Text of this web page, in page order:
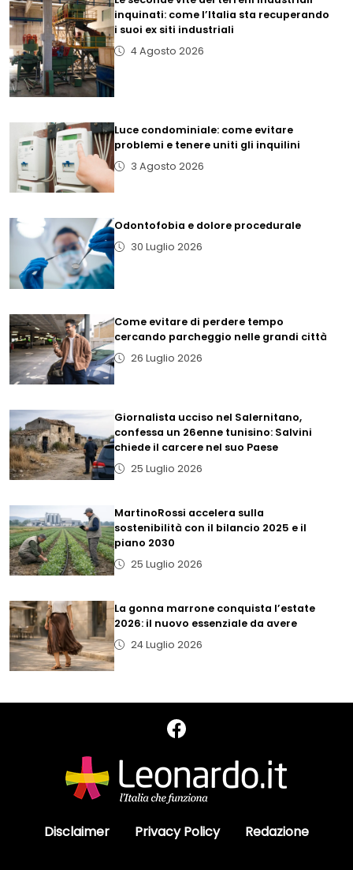
inquinati: come l’Italia sta recuperando
i suoi ex siti industriali
4 Agosto 2026
Luce condominiale: come evitare
problemi e tenere uniti gli inquilini
3 Agosto 2026
Odontofobia e dolore procedurale
30 Luglio 2026
Come evitare di perdere tempo
cercando parcheggio nelle grandi città
26 Luglio 2026
Giornalista ucciso nel Salernitano,
confessa un 26enne tunisino: Salvini
chiede il carcere nel suo Paese
25 Luglio 2026
MartinoRossi accelera sulla
sostenibilità con il bilancio 2025 e il
piano 2030
25 Luglio 2026
La gonna marrone conquista l’estate
2026: il nuovo essenziale da avere
24 Luglio 2026
Disclaimer Privacy Policy Redazione